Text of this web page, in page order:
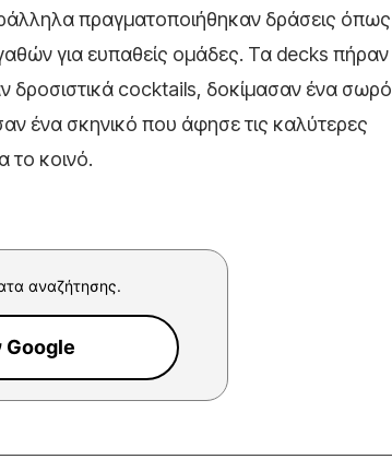
πραγματοποιήθηκαν δράσεις όπως
για ευπαθείς ομάδες. Τα decks πήραν
δροσιστικά cocktails, δοκίμασαν ένα σωρό
ένα σκηνικό που άφησε τις καλύτερες
το κοινό.
αναζήτησης.